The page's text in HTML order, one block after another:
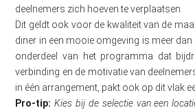
deelnemers zich hoeven te verplaatsen.
Dit geldt ook voor de kwaliteit van de
diner in een mooie omgeving is meer dan
onderdeel van het programma dat
verbinding en de motivatie van
in één arrangement, pakt ook op dit vlak
Pro-tip: Kies bij de selectie van een